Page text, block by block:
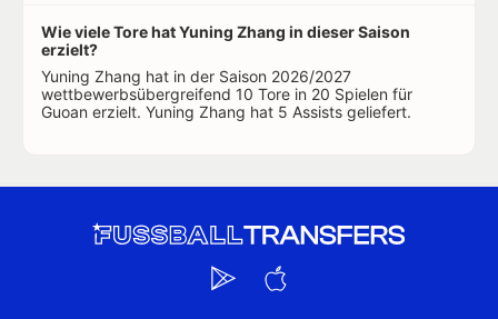
Wie viele Tore hat Yuning Zhang in dieser Saison
erzielt?
Yuning Zhang hat in der Saison 2026/2027
wettbewerbsübergreifend 10 Tore in 20 Spielen für
Guoan erzielt. Yuning Zhang hat 5 Assists geliefert.